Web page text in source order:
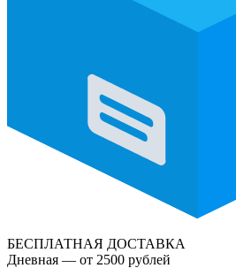
БЕСПЛАТНАЯ ДОСТАВКА
Дневная — от 2500 рублей